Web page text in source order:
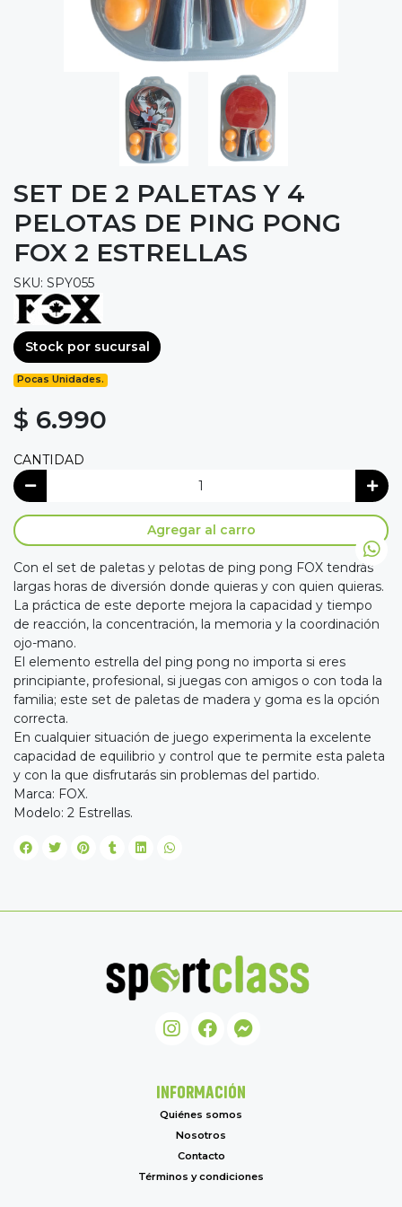
SET DE 2 PALETAS Y 4
PELOTAS DE PING PONG
FOX 2 ESTRELLAS
SKU: SPY055
Stock por sucursal
Pocas Unidades.
$ 6.990
CANTIDAD
Agregar al carro
Con el set de paletas y pelotas de ping pong FOX tendrás
largas horas de diversión donde quieras y con quien quieras.
La práctica de este deporte mejora la capacidad y tiempo
de reacción, la concentración, la memoria y la coordinación
ojo-mano.
El elemento estrella del ping pong no importa si eres
principiante, profesional, si juegas con amigos o con toda la
familia; este set de paletas de madera y goma es la opción
correcta.
En cualquier situación de juego experimenta la excelente
capacidad de equilibrio y control que te permite esta paleta
y con la que disfrutarás sin problemas del partido.
Marca: FOX.
Modelo: 2 Estrellas.
INFORMACIÓN
Quiénes somos
Nosotros
Contacto
Términos y condiciones